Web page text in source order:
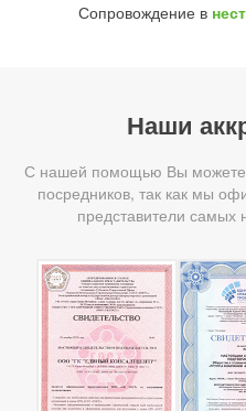
Сопровождение в
Наши
С нашей помощью Вы можете
посредников, так как мы
представители